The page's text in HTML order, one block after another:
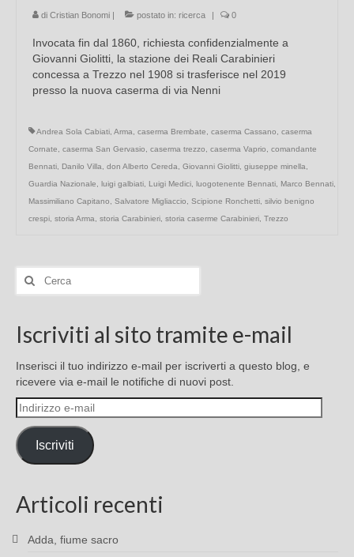
di Cristian Bonomi | postato in: ricerca | 0
Invocata fin dal 1860, richiesta confidenzialmente a
Giovanni Giolitti, la stazione dei Reali Carabinieri
concessa a Trezzo nel 1908 si trasferisce nel 2019
presso la nuova caserma di via Nenni
Andrea Sola Cabiati Arma caserma Brembate caserma Cassano
caserma
Cornate
caserma San Gervasio caserma trezzo caserma Vaprio
comandante
Bennati
Danilo Villa don Alberto Cereda Giovanni Giolitti giuseppe minella
Guardia Nazionale
luigi galbiati Luigi Medici luogotenente Bennati Marco Bennati
Massimiliano Capitano
Salvatore Migliaccio Scipione Ronchetti silvio benigno
crespi storia Arma storia Carabinieri storia caserme Carabinieri Trezzo
Cerca:
Iscriviti al sito tramite e-mail
Inserisci il tuo indirizzo e-mail per iscriverti a questo blog, e
ricevere via e-mail le notifiche di nuovi post.
Indirizzo
e-
mail
Iscriviti
Articoli recenti
Adda, fiume sacro